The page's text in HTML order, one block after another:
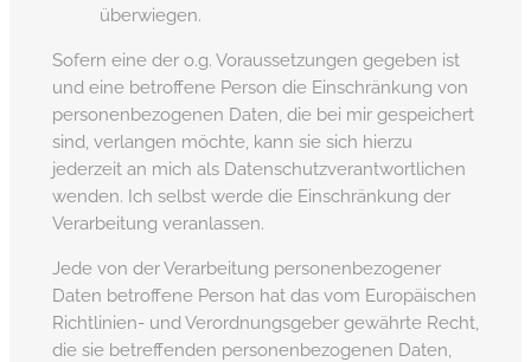
überwiegen.
Sofern eine der o.g. Voraussetzungen gegeben ist
und eine betroffene Person die Einschränkung von
personenbezogenen Daten, die bei mir gespeichert
sind, verlangen möchte, kann sie sich hierzu
jederzeit an mich als Datenschutzverantwortlichen
wenden. Ich selbst werde die Einschränkung der
Verarbeitung veranlassen.
Jede von der Verarbeitung personenbezogener
Daten betroffene Person hat das vom Europäischen
Richtlinien- und Verordnungsgeber gewährte Recht,
die sie betreffenden personenbezogenen Daten,